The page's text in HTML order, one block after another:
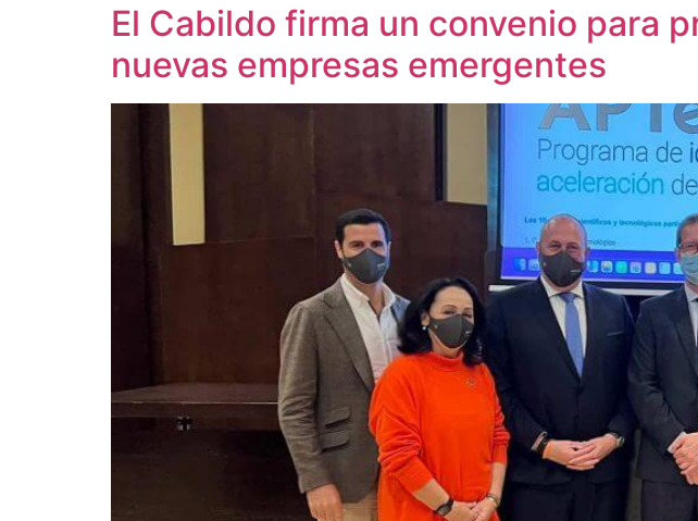
El Cabildo firma un convenio para
nuevas empresas emergentes